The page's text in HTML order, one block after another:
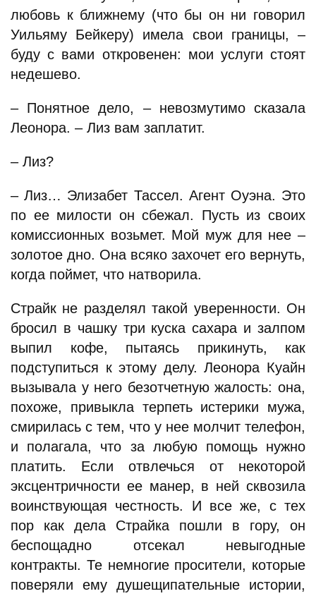
любовь к ближнему (что бы он ни говорил
Уильяму Бейкеру) имела свои границы, –
буду с вами откровенен: мои услуги стоят
недешево.
– Понятное дело, – невозмутимо сказала
Леонора. – Лиз вам заплатит.
– Лиз?
– Лиз… Элизабет Тассел. Агент Оуэна. Это
по ее милости он сбежал. Пусть из своих
комиссионных возьмет. Мой муж для нее –
золотое дно. Она всяко захочет его вернуть,
когда поймет, что натворила.
Страйк не разделял такой уверенности. Он
бросил в чашку три куска сахара и залпом
выпил кофе, пытаясь прикинуть, как
подступиться к этому делу. Леонора Куайн
вызывала у него безотчетную жалость: она,
похоже, привыкла терпеть истерики мужа,
смирилась с тем, что у нее молчит телефон,
и полагала, что за любую помощь нужно
платить. Если отвлечься от некоторой
эксцентричности ее манер, в ней сквозила
воинствующая честность. И все же, с тех
пор как дела Страйка пошли в гору, он
беспощадно отсекал невыгодные
контракты. Те немногие просители, которые
поверяли ему душещипательные истории,